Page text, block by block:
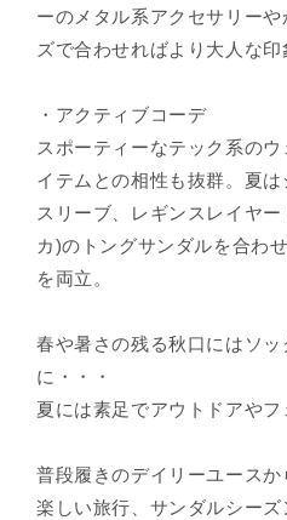
ーのメタル系アクセサリー
ズで合わせればより大人な印
・アクティブコーデ
スポーティーなテック系の
イテムとの相性も抜群。夏
スリーブ、レギンスレイヤ
カ)のトングサンダルを合わ
を両立。
春や暑さの残る秋口にはソ
に・・・
夏には素足でアウトドアやフ
普段履きのデイリーユース
楽しい旅行、サンダルシー